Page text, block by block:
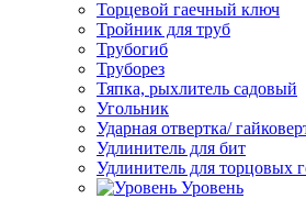
Торцевой гаечный ключ
Тройник для труб
Трубогиб
Труборез
Тяпка, рыхлитель садовый
Угольник
Ударная отвертка/
Удлинитель для бит
Удлинитель для торцовых
Уровень